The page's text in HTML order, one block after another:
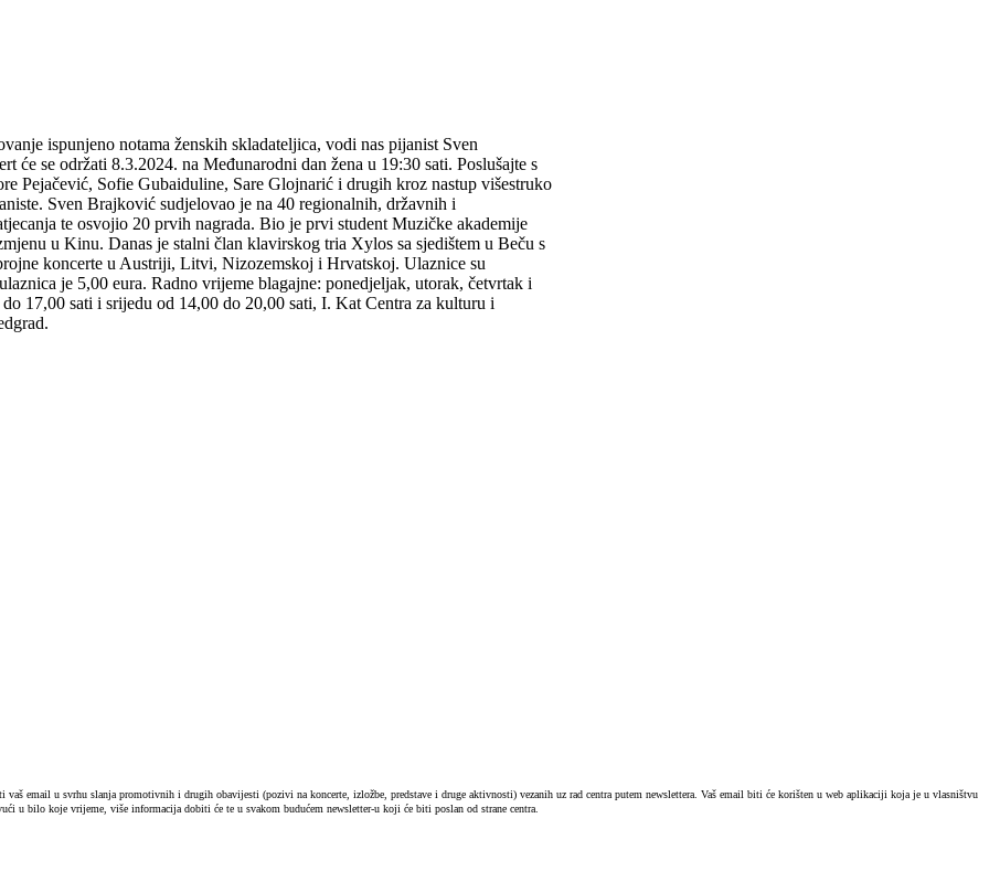
ispunjeno notama ženskih skladateljica, vodi nas pijanist Sven
će se održati 8.3.2024. na Međunarodni dan žena u 19:30 sati. Poslušajte s
Pejačević, Sofie Gubaiduline, Sare Glojnarić i drugih kroz nastup višestruko
Sven Brajković sudjelovao je na 40 regionalnih, državnih i
te osvojio 20 prvih nagrada. Bio je prvi student Muzičke akademije
u Kinu. Danas je stalni član klavirskog tria Xylos sa sjedištem u Beču s
koncerte u Austriji, Litvi, Nizozemskoj i Hrvatskoj. Ulaznice su
je 5,00 eura. Radno vrijeme blagajne: ponedjeljak, utorak, četvrtak i
17,00 sati i srijedu od 14,00 do 20,00 sati, I. Kat Centra za kulturu i
email u svrhu slanja promotivnih i drugih obavijesti (pozivi na koncerte, izložbe, predstave i druge aktivnosti) vezanih uz rad centra putem newslettera. Vaš email biti će korišten u web aplikaciji koja je u vlasništvu
u bilo koje vrijeme, više informacija dobiti će te u svakom budućem newsletter-u koji će biti poslan od strane centra.